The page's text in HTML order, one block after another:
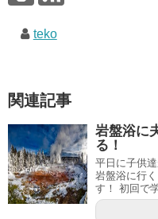
teko
関連記事
岩盤浴に
る！
平日に子供
岩盤浴に行
す！ 初回で